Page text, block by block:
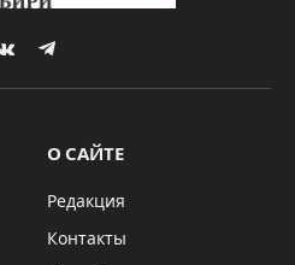
VKontakteTelegram
О САЙТЕ
Редакция
Контакты